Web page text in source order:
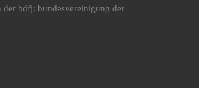
bdfj: bundesvereinigung der